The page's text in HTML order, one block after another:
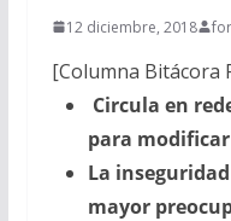
12 diciembre, 2018
[Columna Bitácora
Circula en
para
La
mayor